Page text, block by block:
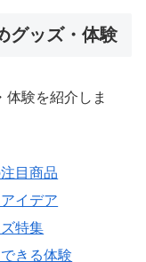
グッズ・体験
体験を紹介しま
目商品
イデア
特集
きる体験